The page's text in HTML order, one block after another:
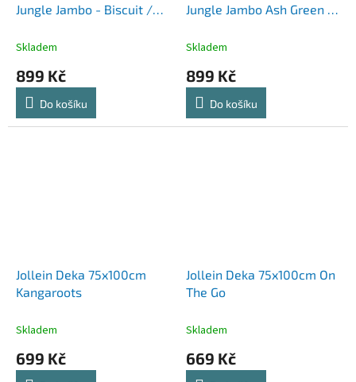
Jungle Jambo - Biscuit /
Skladem
899 Kč
Do košíku
Jungle Jambo Ash Green /
Skladem
899 Kč
Do košíku
Jollein Deka 75x100cm
Kangaroots
Skladem
699 Kč
Jollein Deka 75x100cm On
The Go
Skladem
669 Kč